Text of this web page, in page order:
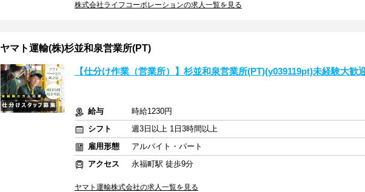
株式会社ライフコーポレーションの求人一覧を見る
ヤマト運輸(株)杉並和泉営業所(PT)
【仕分け作業（営業所）】杉並和泉営業所(PT)(y039119pt)未経験大歓
給与
時給1230円
シフト
週3日以上 1日3時間以上
雇用形態
アルバイト・パート
アクセス
永福町駅 徒歩9分
ヤマト運輸株式会社の求人一覧を見る